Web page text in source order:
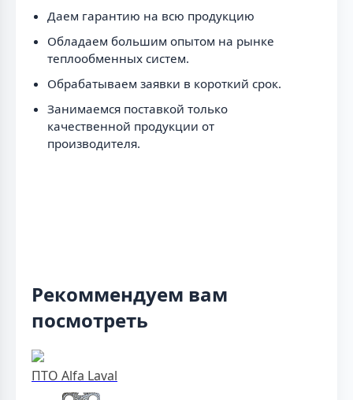
Даем гарантию на всю продукцию
Обладаем большим опытом на рынке
теплообменных систем.
Обрабатываем заявки в короткий срок.
Занимаемся поставкой только
качественной продукции от
производителя.
Рекоммендуем вам
посмотреть
ПТО Alfa Laval